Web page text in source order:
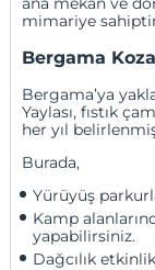
mimariye
Bergama
Bergama’ya
Yaylası, fıstık
her yıl
Burada,
Yürüyüş
Kamp
yapabilirsiniz.
Dağcılık